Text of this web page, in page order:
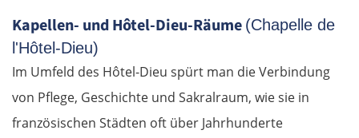
Kapellen- und Hôtel-Dieu-Räume (Chapelle de
l'Hôtel-Dieu)
Im Umfeld des Hôtel-Dieu spürt man die Verbindung
von Pflege, Geschichte und Sakralraum, wie sie in
französischen Städten oft über Jahrhunderte
Chalkida
SÜDROUTE
Athen